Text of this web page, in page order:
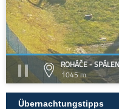
ROHÁČE -
1045 m
Übernachtungstipps